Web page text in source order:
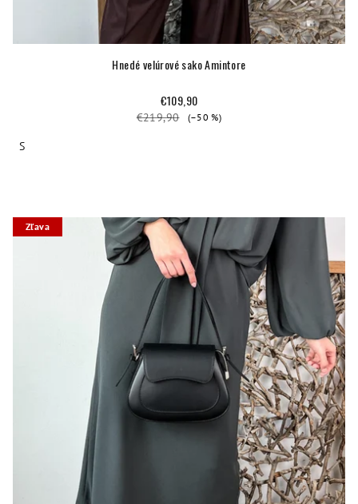
Hnedé velúrové sako Amintore
€109,90
€219,90 (–50 %)
S
Zľava